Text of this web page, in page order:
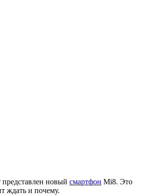
представлен новый смартфон Mi8. Это
ждать и почему.